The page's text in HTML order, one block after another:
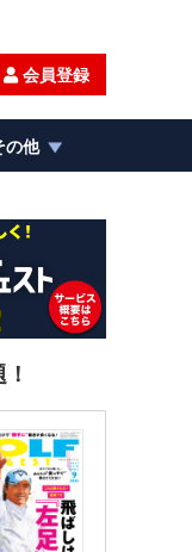
会員登録
の他